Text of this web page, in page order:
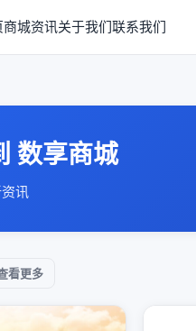
商城资讯关于我们联系我们
数享商城
讯
看更多